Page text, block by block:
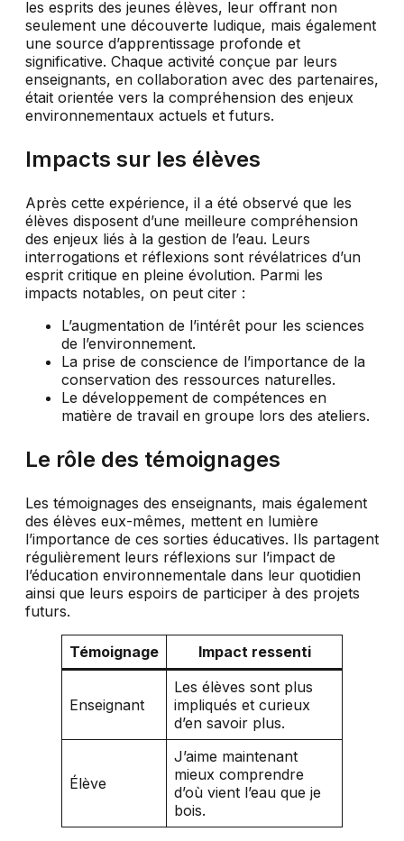
les esprits des jeunes élèves, leur offrant non
seulement une découverte ludique, mais également
une source d’apprentissage profonde et
significative. Chaque activité conçue par leurs
enseignants, en collaboration avec des partenaires,
était orientée vers la compréhension des enjeux
environnementaux actuels et futurs.
Impacts sur les élèves
Après cette expérience, il a été observé que les
élèves disposent d’une meilleure compréhension
des enjeux liés à la gestion de l’eau. Leurs
interrogations et réflexions sont révélatrices d’un
esprit critique en pleine évolution. Parmi les
impacts notables, on peut citer :
L’augmentation de l’intérêt pour les sciences
de l’environnement.
La prise de conscience de l’importance de la
conservation des ressources naturelles.
Le développement de compétences en
matière de travail en groupe lors des ateliers.
Le rôle des témoignages
Les témoignages des enseignants, mais également
des élèves eux-mêmes, mettent en lumière
l’importance de ces sorties éducatives. Ils partagent
régulièrement leurs réflexions sur l’impact de
l’éducation environnementale dans leur quotidien
ainsi que leurs espoirs de participer à des projets
futurs.
Témoignage Impact ressenti
Enseignant
Les élèves sont plus
impliqués et curieux
d’en savoir plus.
Élève
J’aime maintenant
mieux comprendre
d’où vient l’eau que je
bois.